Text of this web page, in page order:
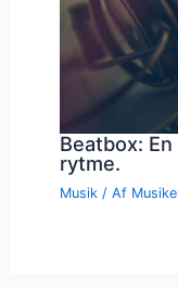
Beatbox:
rytme.
Musik / Af